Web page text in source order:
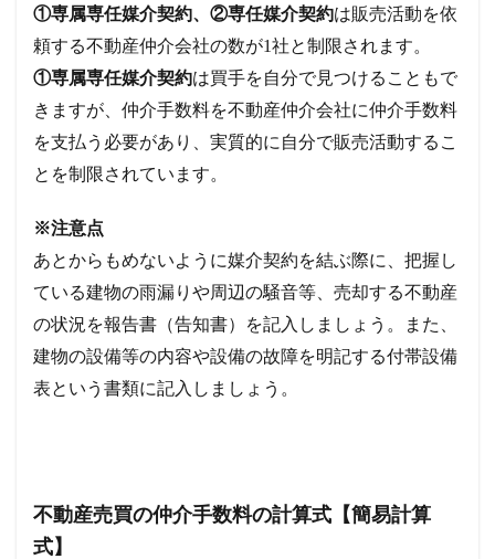
①専属専任媒介契約、②専任媒介契約は販売活動を依
頼する不動産仲介会社の数が1社と制限されます。
①専属専任媒介契約は買手を自分で見つけることもで
きますが、仲介手数料を不動産仲介会社に仲介手数料
を支払う必要があり、実質的に自分で販売活動するこ
とを制限されています。
※注意点
あとからもめないように媒介契約を結ぶ際に、把握し
ている建物の雨漏りや周辺の騒音等、売却する不動産
の状況を報告書（告知書）を記入しましょう。また、
建物の設備等の内容や設備の故障を明記する付帯設備
表という書類に記入しましょう。
不動産売買の仲介手数料の計算式【簡易計算
式】